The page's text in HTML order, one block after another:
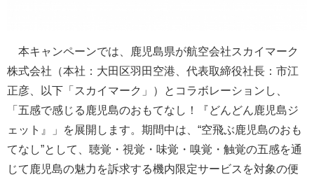
本キャンペーンでは、鹿児島県が航空会社スカイマーク
株式会社（本社：大田区羽田空港、代表取締役社長：市江
正彦、以下「スカイマーク」）とコラボレーションし、
「五感で感じる鹿児島のおもてなし！『どんどん鹿児島ジ
ェット』」を展開します。期間中は、“空飛ぶ鹿児島のおも
てなし”として、聴覚・視覚・味覚・嗅覚・触覚の五感を通
じて鹿児島の魅力を訴求する機内限定サービスを対象の便